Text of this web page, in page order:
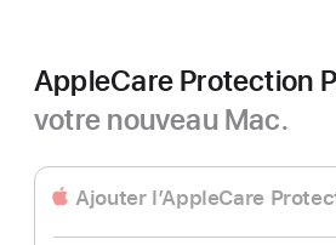
AppleCare Protection
votre nouveau Mac.
Ajouter l’AppleCare